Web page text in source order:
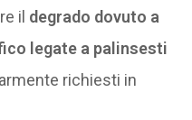
il degrado dovuto a
legate a palinsesti
richiesti in